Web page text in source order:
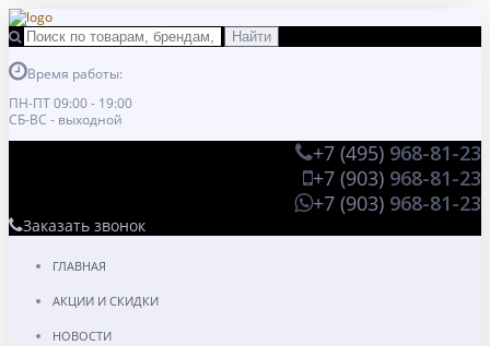
Время работы:
ПН-ПТ 09:00 - 19:00
СБ-ВС - выходной
+7 (495) 968-81-23
+7 (903) 968-81-23
+7 (903) 968-81-23
Заказать звонок
ГЛАВНАЯ
АКЦИИ И СКИДКИ
НОВОСТИ